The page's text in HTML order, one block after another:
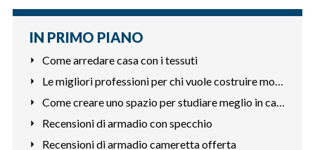
IN PRIMO PIANO
Come arredare casa con i tessuti
Le migliori professioni per chi vuole costruire mobili
Come creare uno spazio per studiare meglio in casa
Recensioni di armadio con specchio
Recensioni di armadio cameretta offerta